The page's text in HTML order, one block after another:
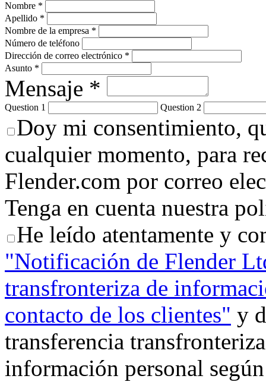
Nombre *
Apellido *
Nombre de la empresa *
Número de teléfono
Dirección de correo electrónico *
Asunto *
Mensaje *
Question 1 Question 2
Doy mi consentimiento,
cualquier momento, para
Flender.com por correo
Tenga en cuenta nuestra
He leído atentamente y
"Notificación de Flender
transfronteriza de
contacto de los clientes" y
transferencia
información personal